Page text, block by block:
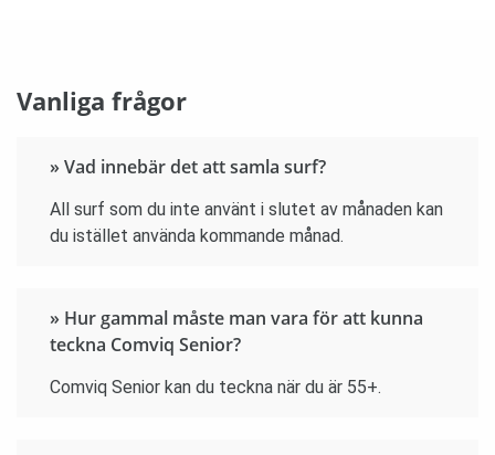
Vanliga frågor
» Vad innebär det att samla surf?
All surf som du inte använt i slutet av månaden kan
du istället använda kommande månad.
» Hur gammal måste man vara för att kunna
teckna Comviq Senior?
Comviq Senior kan du teckna när du är 55+.